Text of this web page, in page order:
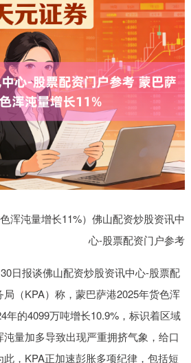
浑沌量增长11%）佛山配资炒股资讯中
心-股票配资门户参考
报谈佛山配资炒股资讯中心-股票配
（KPA）称，蒙巴萨港2025年货色浑
年的4099万吨增长10.9%，标识着区域
量加多导致出现严重拥挤气象，给口
，KPA正加速彭胀多项纪律，包括短